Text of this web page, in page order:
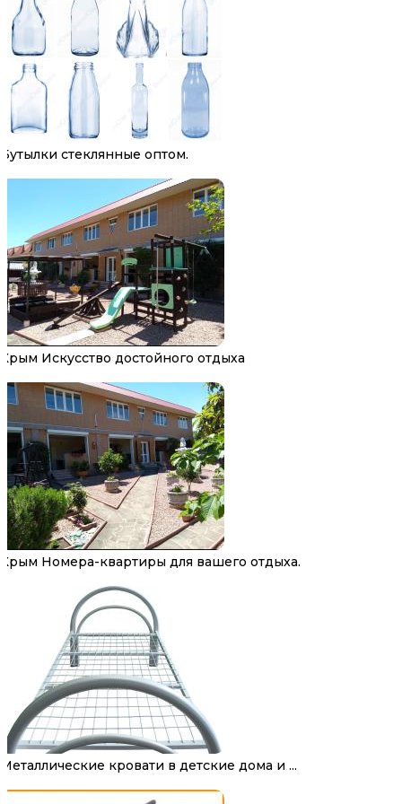
Бутылки стеклянные оптом.
Крым Искусство достойного отдыха
Крым Номера-квартиры для вашего отдыха.
Металлические кровати в детские дома и ...